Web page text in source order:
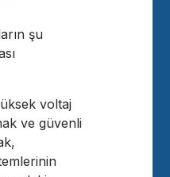
şu
voltaj
ve güvenli